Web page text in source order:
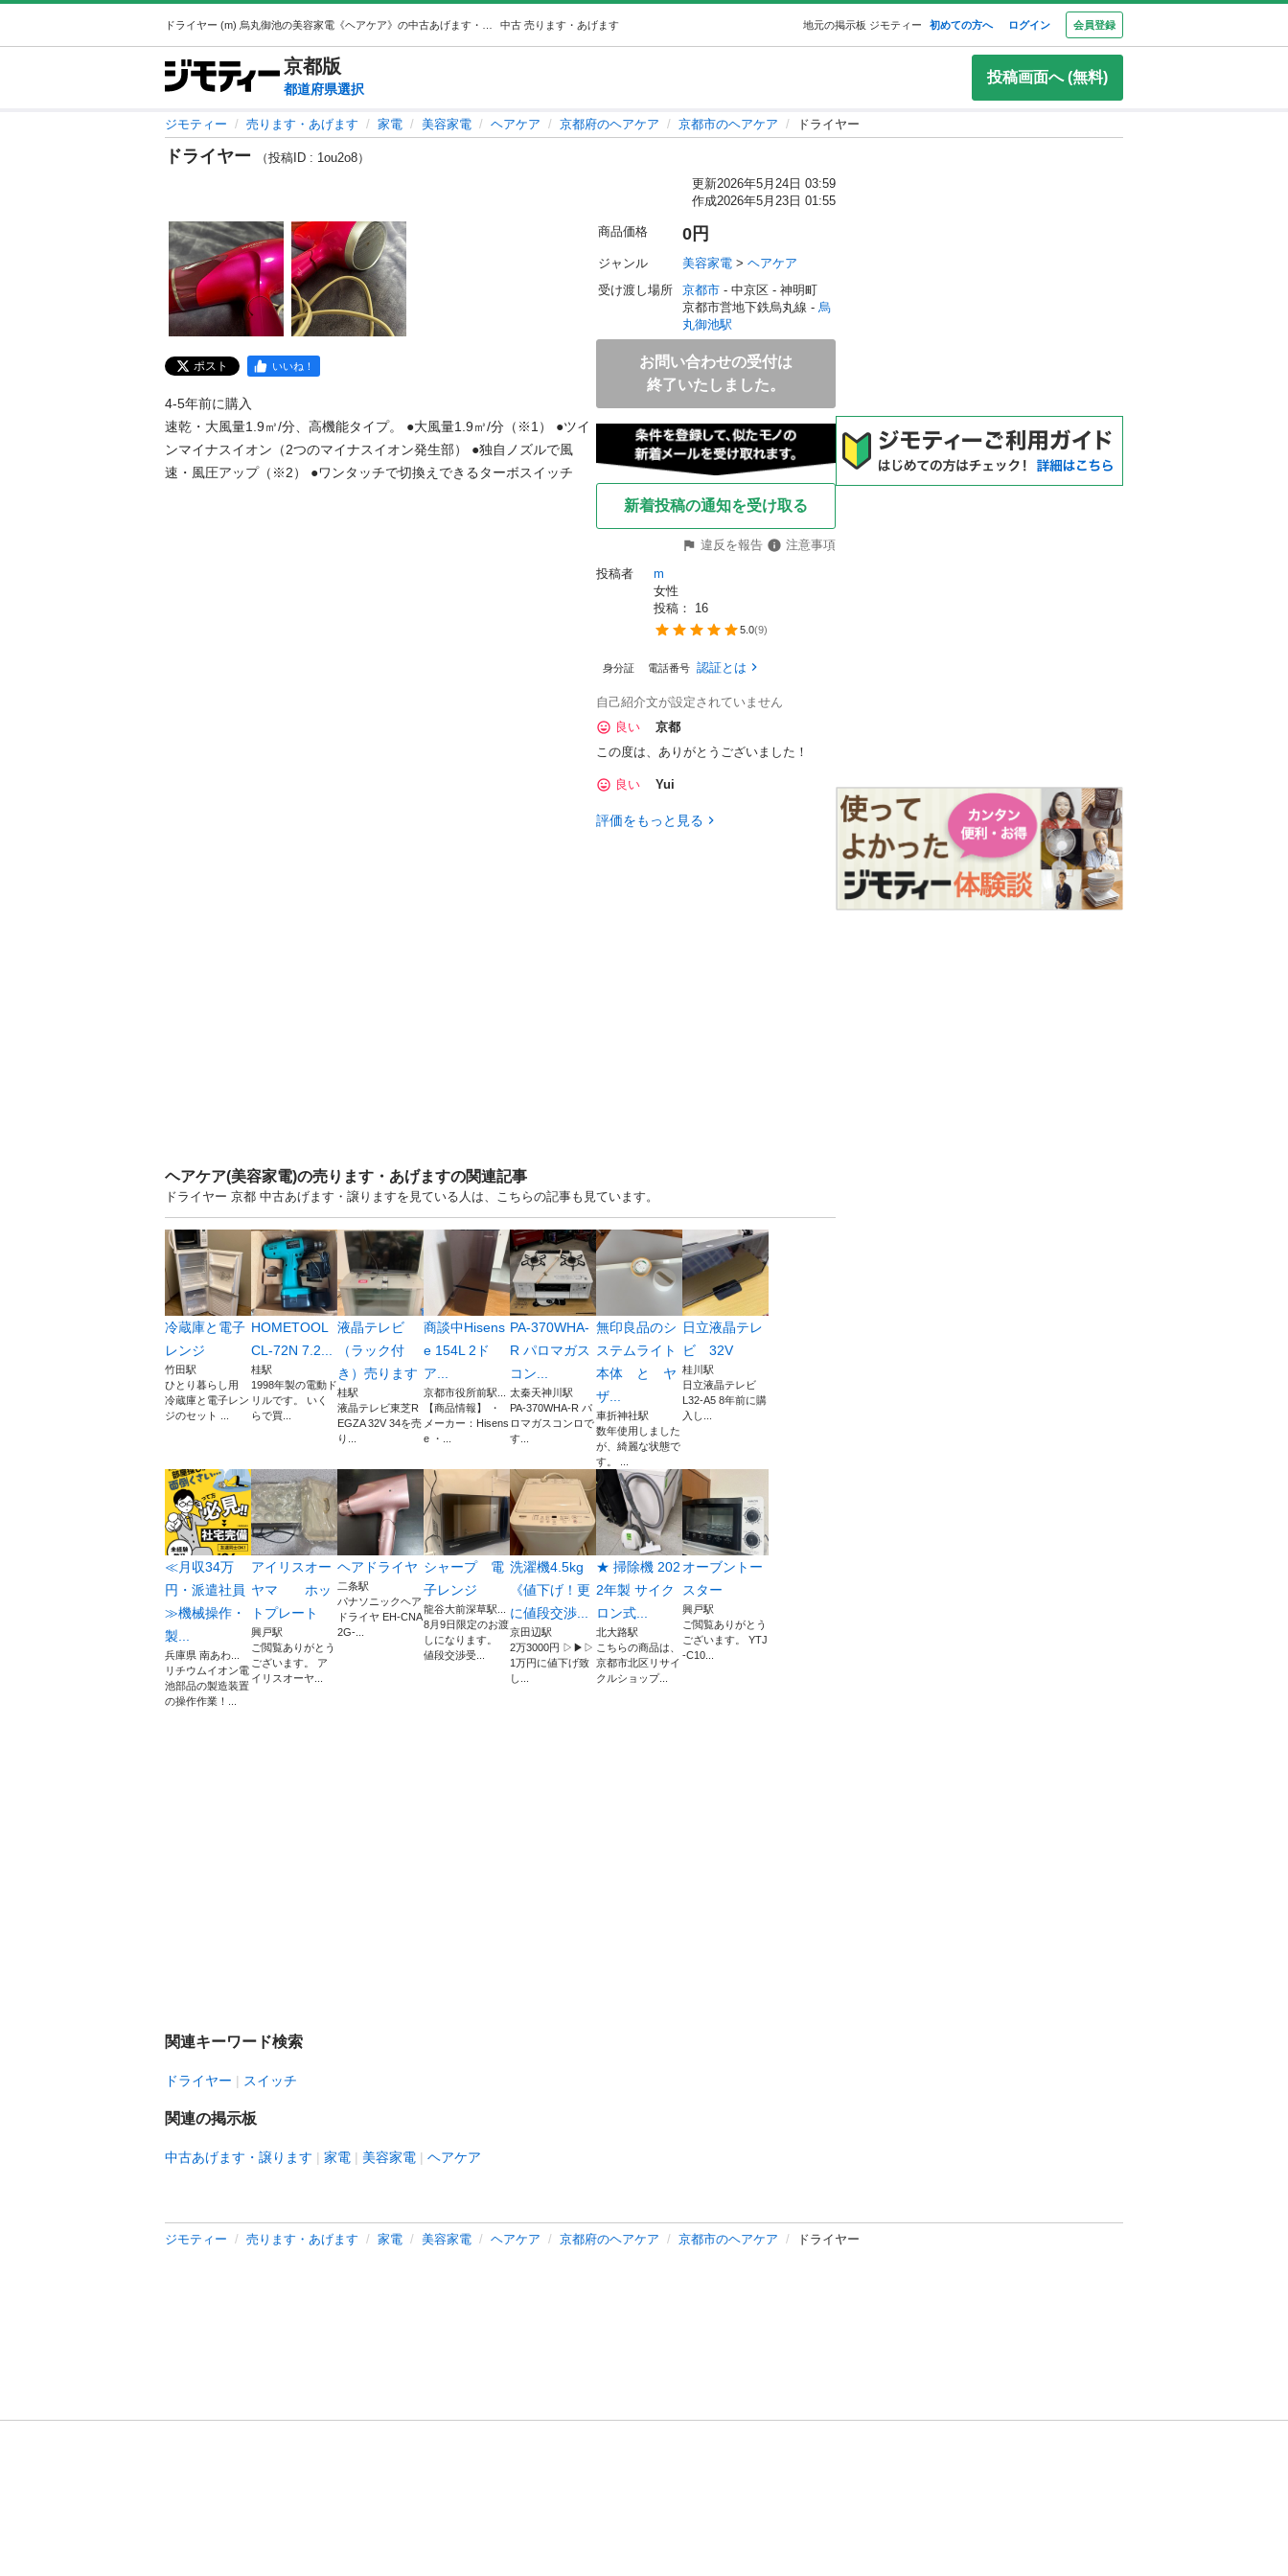
中古 売ります・あげます 地元の掲示板 ジモティー 初めての方へ ログイン 会員登録
京都版
都道府県選択
投稿画面へ (無料)
ジモティー 売ります・あげます 家電 美容家電 ヘアケア 京都府のヘアケア 京都市のヘアケア ドライヤー
ドライヤー
（投稿ID : 1ou2o8）
更新2026年5月24日 03:59
作成2026年5月23日 01:55
ポスト いいね！
4-5年前に購入
速乾・大風量1.9㎥/分、高機能タイプ。 ●大風量1.9㎥/分（※1） ●ツイ
ンマイナスイオン（2つのマイナスイオン発生部） ●独自ノズルで風
速・風圧アップ（※2） ●ワンタッチで切換えできるターボスイッチ
商品価格 0円
ジャンル 美容家電 > ヘアケア
受け渡し場所
京都市 - 中京区 - 神明町
京都市営地下鉄烏丸線 - 烏
丸御池駅
お問い合わせの受付は
終了いたしました。
新着投稿の通知を受け取る
違反を報告
注意事項
投稿者
m
女性
投稿： 16
5.0(9)
身分証 電話番号 認証とは
自己紹介文が設定されていません
良い
京都
この度は、ありがとうございました！
良い Yui
評価をもっと見る
ヘアケア(美容家電)の売ります・あげますの関連記事
ドライヤー 京都 中古あげます・譲りますを見ている人は、こちらの記事も見ています。
冷蔵庫と電子
レンジ
竹田駅
ひとり暮らし用
冷蔵庫と電子レン
ジのセット ...
HOMETOOL
CL-72N 7.2...
桂駅
1998年製の電動ド
リルです。 いく
らで買...
液晶テレビ
（ラック付
き）売ります
桂駅
液晶テレビ東芝R
EGZA 32V 34を売
り...
商談中Hisens
e 154L 2ド
ア...
京都市役所前駅...
【商品情報】 ・
メーカー：Hisens
e ・...
PA-370WHA-
R パロマガス
コン...
太秦天神川駅
PA-370WHA-R パ
ロマガスコンロで
す...
無印良品のシ
ステムライト
本体 と ヤ
ザ...
車折神社駅
数年使用しました
が、綺麗な状態で
す。 ...
日立液晶テレ
ビ 32V
桂川駅
日立液晶テレビ
L32-A5 8年前に購
入し...
≪月収34万
円・派遣社員
≫機械操作・
製...
兵庫県 南あわ...
リチウムイオン電
池部品の製造装置
の操作作業！...
アイリスオー
ヤマ ホッ
トプレート
興戸駅
ご閲覧ありがとう
ございます。 ア
イリスオーヤ...
ヘアドライヤ
二条駅
パナソニックヘア
ドライヤ EH-CNA
2G-...
シャープ 電
子レンジ
龍谷大前深草駅...
8月9日限定のお渡
しになります。
値段交渉受...
洗濯機4.5kg
《値下げ！更
に値段交渉...
京田辺駅
2万3000円 ▷▶︎▷
1万円に値下げ致
し...
★ 掃除機 202
2年製 サイク
ロン式...
北大路駅
こちらの商品は、
京都市北区リサイ
クルショップ...
オーブントー
スター
興戸駅
ご閲覧ありがとう
ございます。 YTJ
-C10...
関連キーワード検索
ドライヤー スイッチ
関連の掲示板
中古あげます・譲ります 家電 美容家電 ヘアケア
ジモティー 売ります・あげます 家電 美容家電 ヘアケア 京都府のヘアケア 京都市のヘアケア ドライヤー